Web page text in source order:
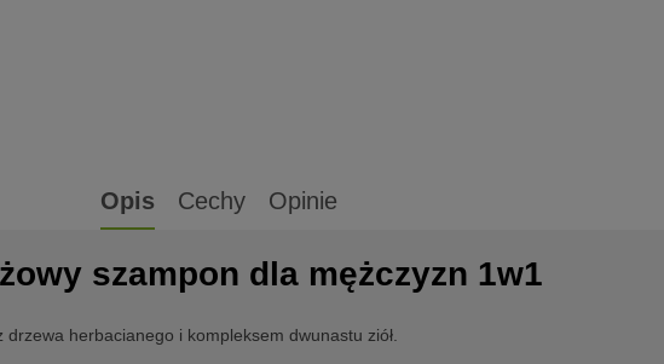
Opis Cechy Opinie
szampon dla mężczyzn 1w1
herbacianego i kompleksem dwunastu ziół.